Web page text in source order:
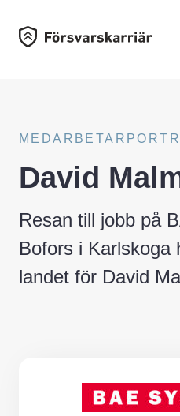
David
Resan till jobb på
Bofors i Karlskoga
landet för David